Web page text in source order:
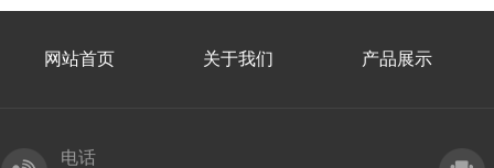
网站首页 关于我们 产品展示
电话